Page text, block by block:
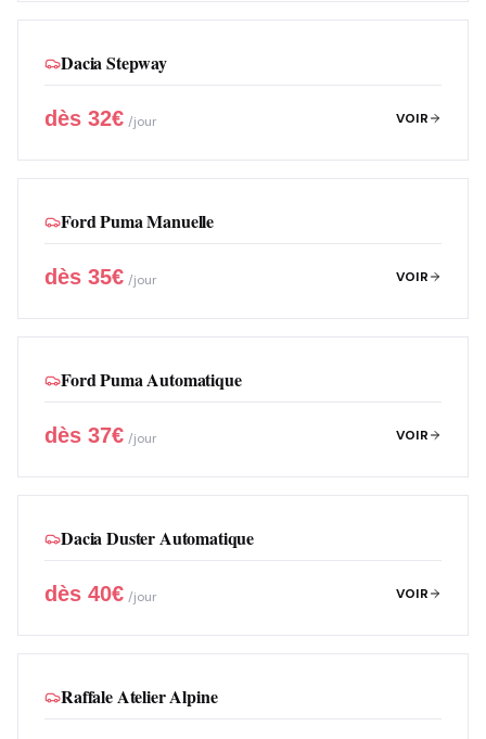
Dacia Stepway
dès 32€ /jour VOIR
Ford Puma Manuelle
dès 35€ /jour VOIR
Ford Puma Automatique
dès 37€ /jour VOIR
Dacia Duster Automatique
dès 40€ /jour VOIR
Raffale Atelier Alpine